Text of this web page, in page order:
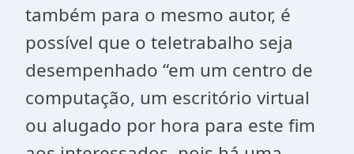
também para o mesmo autor, é
possível que o teletrabalho seja
desempenhado “em um centro de
computação, um escritório virtual
ou alugado por hora para este fim